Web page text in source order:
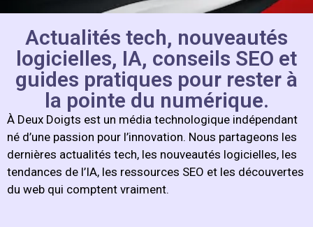
Actualités tech, nouveautés
logicielles, IA, conseils SEO et
guides pratiques pour rester à
la pointe du numérique.
À Deux Doigts est un média technologique indépendant
né d’une passion pour l’innovation. Nous partageons les
dernières actualités tech, les nouveautés logicielles, les
tendances de l’IA, les ressources SEO et les découvertes
du web qui comptent vraiment.